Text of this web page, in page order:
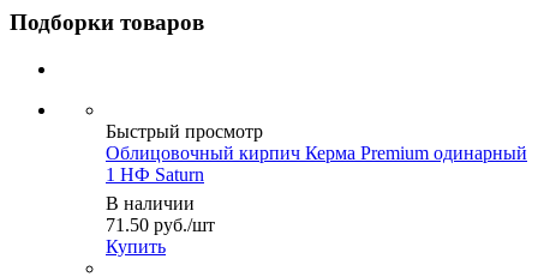
Подборки товаров
Быстрый просмотр
Облицовочный кирпич Керма Premium одинарный
1 НФ Saturn
В наличии
71.50 руб./шт
Купить